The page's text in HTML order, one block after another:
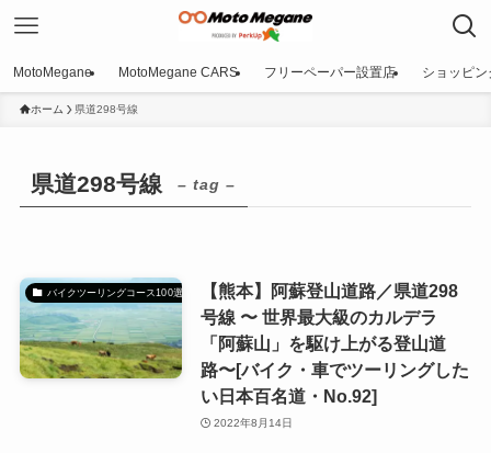
MotoMegane MotoMegane CARS フリーペーパー設置店 ショッピン
ホーム 県道298号線
県道298号線 – tag –
バイクツーリングコース100選
【熊本】阿蘇登山道路／県道298
号線 〜 世界最大級のカルデラ
「阿蘇山」を駆け上がる登山道
路〜[バイク・車でツーリングした
い日本百名道・No.92]
2022年8月14日